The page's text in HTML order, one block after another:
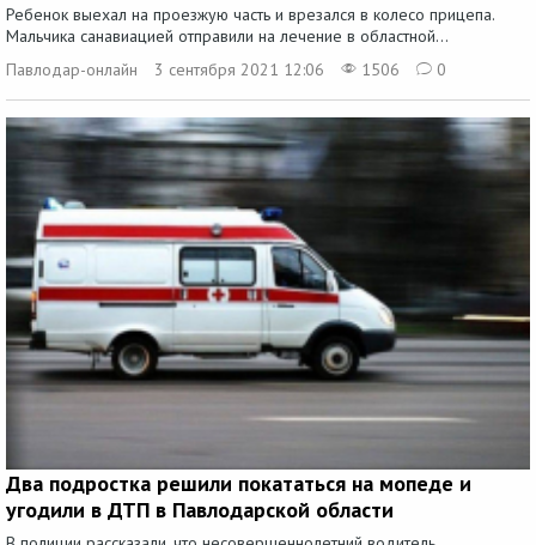
Ребенок выехал на проезжую часть и врезался в колесо прицепа.
Мальчика санавиацией отправили на лечение в областной...
Павлодар-онлайн
3 сентября 2021 12:06 1506 0
Два подростка решили покататься на мопеде и
угодили в ДТП в Павлодарской области